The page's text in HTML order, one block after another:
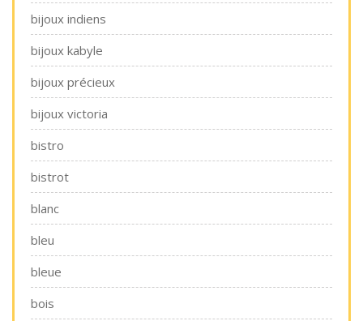
bijoux indiens
bijoux kabyle
bijoux précieux
bijoux victoria
bistro
bistrot
blanc
bleu
bleue
bois